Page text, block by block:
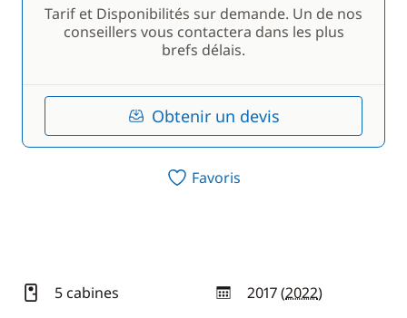
Tarif et Disponibilités sur demande. Un de nos
conseillers vous contactera dans les plus
brefs délais.
Obtenir un devis
Favoris
5 cabines 2017 (2022)
année